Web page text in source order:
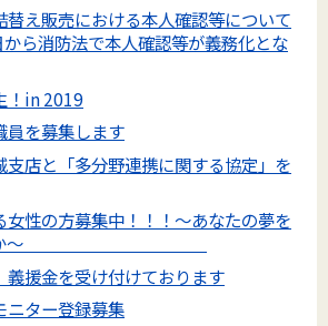
替え販売における本人確認等について
から消防法で本人確認等が義務化とな
！in 2019
員を募集します
支店と「多分野連携に関する協定」を
女性の方募集中！！！～あなたの夢を
ませんか～
義援金を受け付けております
ニター登録募集